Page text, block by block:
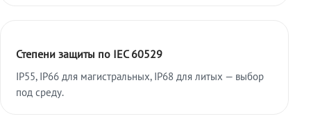
Степени защиты по IEC 60529
IP55, IP66 для магистральных, IP68 для литых — выбор
под среду.